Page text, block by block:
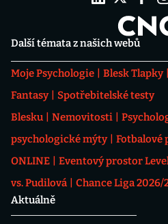
Další témata z našich webů
Moje Psychologie Blesk Tlapky
Fantasy
Spotřebitelské testy
Blesku
Nemovitosti
psychologické mýty
Fotbalové
ONLINE
Eventový prostor
vs. Pudilová
Chance Liga 2026/
Aktuálně